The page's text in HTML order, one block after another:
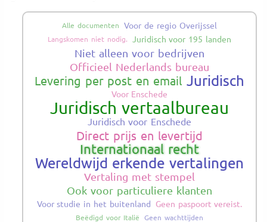
Alle documenten Voor de regio Overijssel
Langskomen niet nodig. Juridisch voor 195 landen
Niet alleen voor bedrijven
Officieel Nederlands bureau
Levering per post en email Juridisch
Voor Enschede
Juridisch vertaalbureau
Juridisch voor Enschede
Direct prijs en levertijd
Internationaal recht
Wereldwijd erkende vertalingen
Vertaling met stempel
Ook voor particuliere klanten
Voor studie in het buitenland Geen paspoort vereist.
Beëdigd voor Italië Geen wachttijden